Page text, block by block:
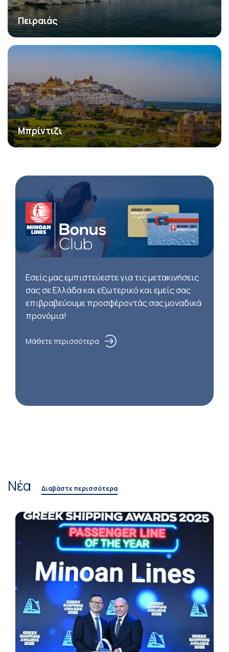
Πειραιάς
Μπρίντιζι
Εσείς μας εμπιστεύεστε για τις μετακινήσεις
σας σε Ελλάδα και εξωτερικό και εμείς σας
επιβραβεύουμε προσφέροντάς σας μοναδικά
προνόμια!
Μάθετε περισσότερα
Νέα Διαβάστε περισσότερα